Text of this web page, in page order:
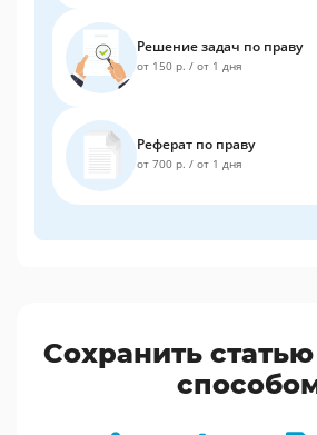
Решение задач по праву
от 150 р. / от 1 дня
Реферат по праву
от 700 р. / от 1 дня
Сохранить